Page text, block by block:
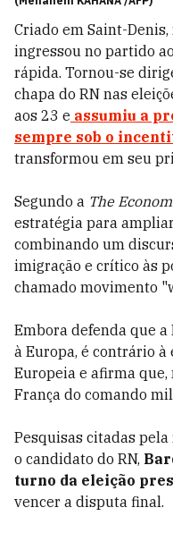
Criado em Saint-
ingressou no partido
rápida. Tornou-se
chapa do RN nas
aos 23 e assumiu a
sempre sob o
transformou em seu
Segundo a The
estratégia para
combinando um
imigração e crítico às
chamado movimento
Embora defenda que
à Europa, é contrário
Europeia e afirma
França do comando
Pesquisas citadas
o candidato do RN,
turno da eleição
vencer a disputa final.